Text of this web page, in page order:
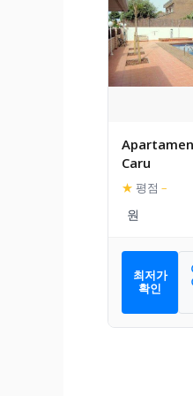
Caru
★ 평점 –
최저가
확인